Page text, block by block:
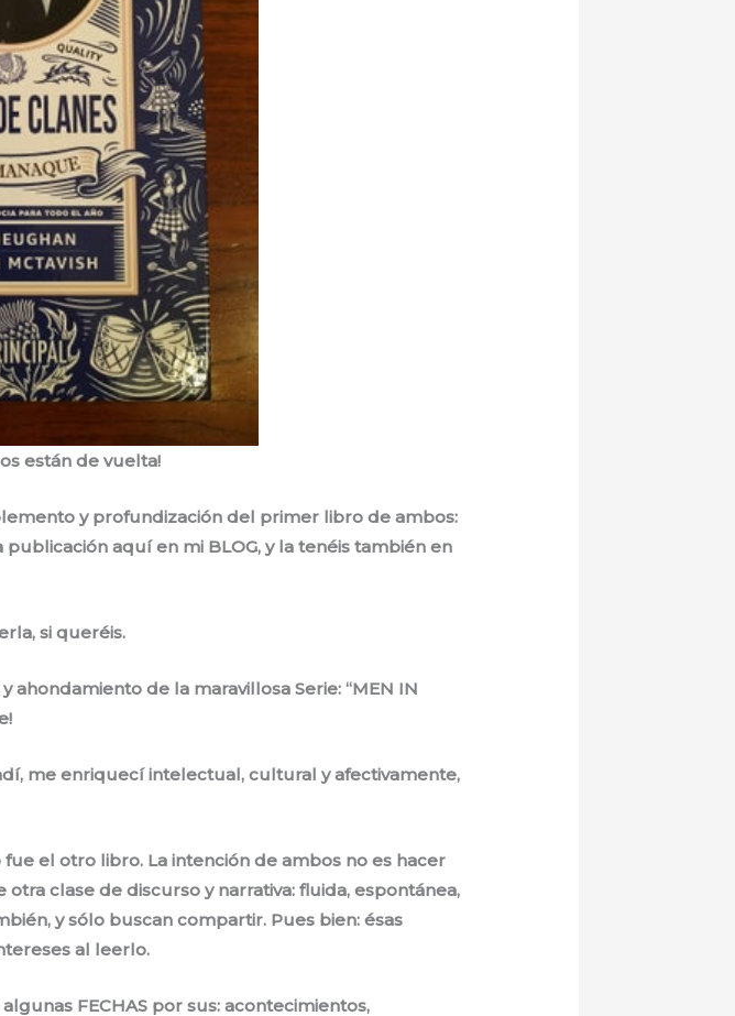
están de vuelta!
y profundización del primer libro de ambos:
publicación aquí en mi BLOG, y la tenéis también en
si queréis.
ahondamiento de la maravillosa Serie: “MEN IN
me enriquecí intelectual, cultural y afectivamente,
el otro libro. La intención de ambos no es hacer
clase de discurso y narrativa: fluida, espontánea,
y sólo buscan compartir. Pues bien: ésas
al leerlo.
FECHAS por sus: acontecimientos,